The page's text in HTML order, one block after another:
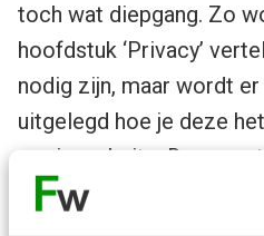
toch wat diepgang. Zo
hoofdstuk ‘Privacy’
nodig zijn, maar wordt
uitgelegd hoe je deze
aan je website.
niet altijd even duidelijk